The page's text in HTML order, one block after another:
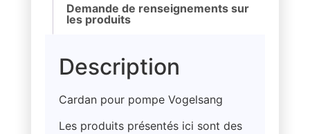
Demande de renseignements sur
les produits
Description
Cardan pour pompe Vogelsang
Les produits présentés ici sont des